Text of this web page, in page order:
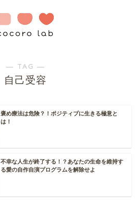
― TAG ―
自己受容
褒め療法は危険？！ポジティブに生きる極意と
は！
不幸な人生が終了する！？あなたの生命を維持す
る愛の自作自演プログラムを解除せよ